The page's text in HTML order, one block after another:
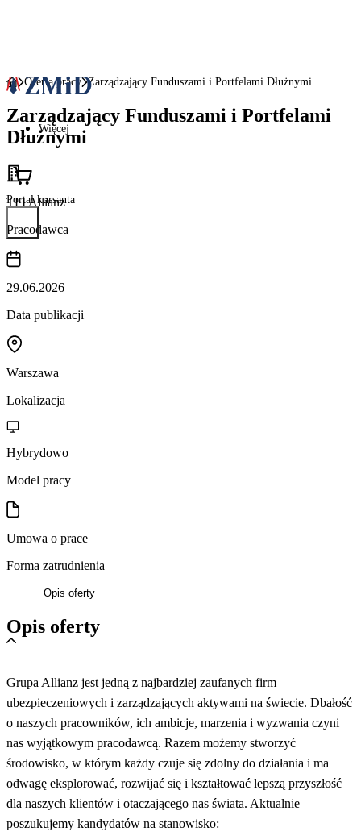
Więcej
Portal kursanta
Oferta pracy Zarządzający Funduszami i Portfelami Dłużnymi
Zarządzający Funduszami i Portfelami
Dłużnymi
TFI Allianz
Pracodawca
29.06.2026
Data publikacji
Warszawa
Lokalizacja
Hybrydowo
Model pracy
Umowa o prace
Forma zatrudnienia
Opis oferty
Opis oferty
Grupa Allianz jest jedną z najbardziej zaufanych firm
ubezpieczeniowych i zarządzających aktywami na świecie. Dbałość
o naszych pracowników, ich ambicje, marzenia i wyzwania czyni
nas wyjątkowym pracodawcą. Razem możemy stworzyć
środowisko, w którym każdy czuje się zdolny do działania i ma
odwagę eksplorować, rozwijać się i kształtować lepszą przyszłość
dla naszych klientów i otaczającego nas świata. Aktualnie
poszukujemy kandydatów na stanowisko: